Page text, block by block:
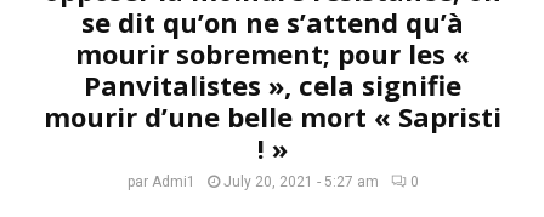
se dit qu’on ne s’attend qu’à
mourir sobrement; pour les «
Panvitalistes », cela signifie
mourir d’une belle mort « Sapristi
! »
par Admi1 July 20, 2021 - 5:27 am 0